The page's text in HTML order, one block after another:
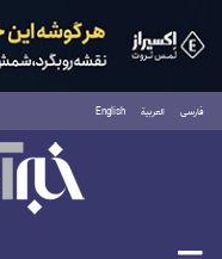
فارسی العربية English
جمعه ۱۶ مرداد ۱۴۰۵